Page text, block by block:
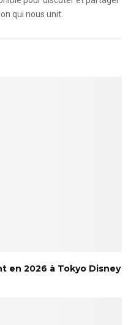
qui nous unit.
en 2026 à Tokyo Disney